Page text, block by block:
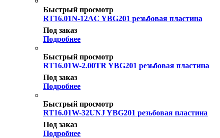
Быстрый просмотр
RT16.01N-12AC YBG201 резьбовая пластина
Под заказ
Подробнее
Быстрый просмотр
RT16.01W-2.00TR YBG201 резьбовая пластина
Под заказ
Подробнее
Быстрый просмотр
RT16.01W-32UNJ YBG201 резьбовая пластина
Под заказ
Подробнее